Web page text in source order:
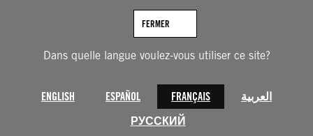
Dans quelle langue voulez-vous utiliser ce site?
ENGLISH ESPAÑOL FRANÇAIS
العربية
РУССКИЙ
FERMER